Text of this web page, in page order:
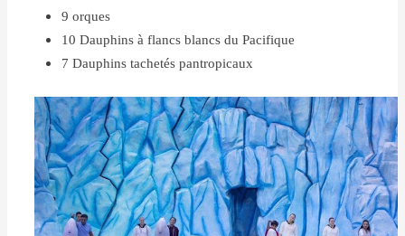
9 orques
10 Dauphins à flancs blancs du Pacifique
7 Dauphins tachetés pantropicaux